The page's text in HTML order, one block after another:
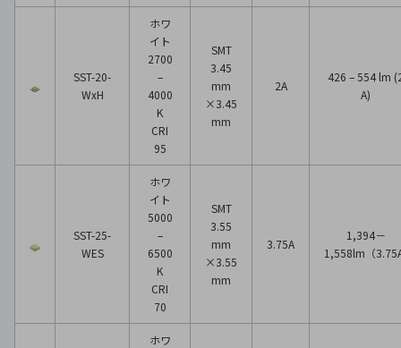
SST-20-
WxH
ホワ
イト
2700
–
4000
K
CRI
95
SMT
3.45
mm
×3.45
mm
2A
426 – 554 lm
A)
SST-25-
WES
ホワ
イト
5000
–
6500
K
CRI
70
SMT
3.55
mm
×3.55
mm
3.75A
1,394－
1,558lm（
ホワ